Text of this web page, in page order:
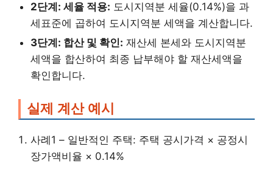
2단계: 세율 적용: 도시지역분 세율(0.14%)을 과
세표준에 곱하여 도시지역분 세액을 계산합니다.
3단계: 합산 및 확인: 재산세 본세와 도시지역분
세액을 합산하여 최종 납부해야 할 재산세액을
확인합니다.
실제 계산 예시
사례1 – 일반적인 주택: 주택 공시가격 × 공정시
장가액비율 × 0.14%